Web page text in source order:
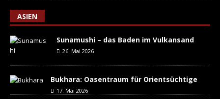
ASIEN
Sunamushi – das Baden im Vulkansand
26. Mai 2026
Bukhara: Oasentraum für Orientsüchtige
17. Mai 2026